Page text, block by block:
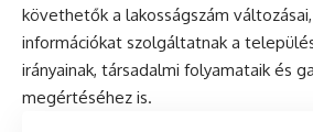
követhetők a lakosságszám
információkat szolgáltatnak a
irányainak, társadalmi folyamataik és
megértéséhez is.